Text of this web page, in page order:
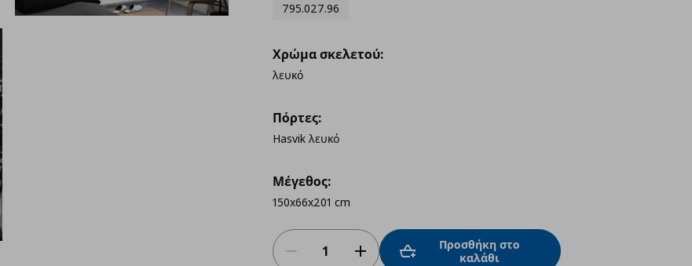
795.027.96
Χρώμα σκελετού:
λευκό
Πόρτες:
Hasvik λευκό
Μέγεθος:
150x66x201 cm
Προσθήκη στο
καλάθι